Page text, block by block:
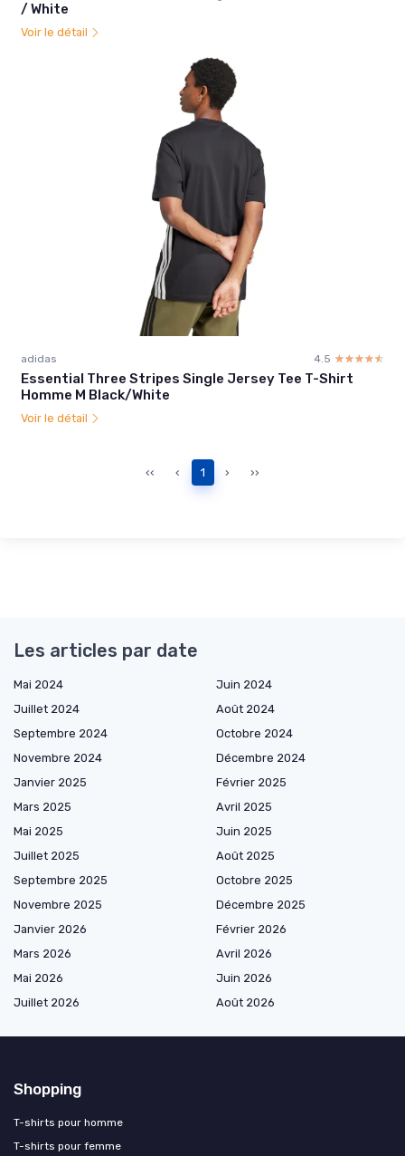
/ White
Voir le détail
adidas 4.5 ☆☆☆☆☆
★★★★★
Essential Three Stripes Single Jersey Tee T-Shirt
Homme M Black/White
Voir le détail
‹‹ ‹ 1 › ››
Les articles par date
Mai 2024
Juin 2024
Juillet 2024
Août 2024
Septembre 2024
Octobre 2024
Novembre 2024
Décembre 2024
Janvier 2025
Février 2025
Mars 2025
Avril 2025
Mai 2025
Juin 2025
Juillet 2025
Août 2025
Septembre 2025
Octobre 2025
Novembre 2025
Décembre 2025
Janvier 2026
Février 2026
Mars 2026
Avril 2026
Mai 2026
Juin 2026
Juillet 2026
Août 2026
Shopping
T-shirts pour homme
T-shirts pour femme